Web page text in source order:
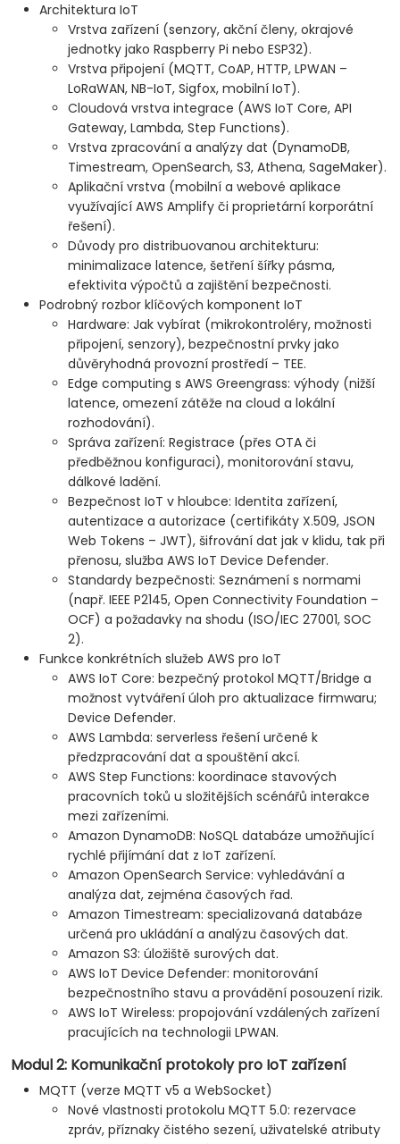
Architektura IoT
Vrstva zařízení (senzory, akční členy, okrajové
jednotky jako Raspberry Pi nebo ESP32).
Vrstva připojení (MQTT, CoAP, HTTP, LPWAN –
LoRaWAN, NB-IoT, Sigfox, mobilní IoT).
Cloudová vrstva integrace (AWS IoT Core, API
Gateway, Lambda, Step Functions).
Vrstva zpracování a analýzy dat (DynamoDB,
Timestream, OpenSearch, S3, Athena, SageMaker).
Aplikační vrstva (mobilní a webové aplikace
využívající AWS Amplify či proprietární korporátní
řešení).
Důvody pro distribuovanou architekturu:
minimalizace latence, šetření šířky pásma,
efektivita výpočtů a zajištění bezpečnosti.
Podrobný rozbor klíčových komponent IoT
Hardware: Jak vybírat (mikrokontroléry, možnosti
připojení, senzory), bezpečnostní prvky jako
důvěryhodná provozní prostředí – TEE.
Edge computing s AWS Greengrass: výhody (nižší
latence, omezení zátěže na cloud a lokální
rozhodování).
Správa zařízení: Registrace (přes OTA či
předběžnou konfiguraci), monitorování stavu,
dálkové ladění.
Bezpečnost IoT v hloubce: Identita zařízení,
autentizace a autorizace (certifikáty X.509, JSON
Web Tokens – JWT), šifrování dat jak v klidu, tak při
přenosu, služba AWS IoT Device Defender.
Standardy bezpečnosti: Seznámení s normami
(např. IEEE P2145, Open Connectivity Foundation –
OCF) a požadavky na shodu (ISO/IEC 27001, SOC
2).
Funkce konkrétních služeb AWS pro IoT
AWS IoT Core: bezpečný protokol MQTT/Bridge a
možnost vytváření úloh pro aktualizace firmwaru;
Device Defender.
AWS Lambda: serverless řešení určené k
předzpracování dat a spouštění akcí.
AWS Step Functions: koordinace stavových
pracovních toků u složitějších scénářů interakce
mezi zařízeními.
Amazon DynamoDB: NoSQL databáze umožňující
rychlé přijímání dat z IoT zařízení.
Amazon OpenSearch Service: vyhledávání a
analýza dat, zejména časových řad.
Amazon Timestream: specializovaná databáze
určená pro ukládání a analýzu časových dat.
Amazon S3: úložiště surových dat.
AWS IoT Device Defender: monitorování
bezpečnostního stavu a provádění posouzení rizik.
AWS IoT Wireless: propojování vzdálených zařízení
pracujících na technologii LPWAN.
Modul 2: Komunikační protokoly pro IoT zařízení
MQTT (verze MQTT v5 a WebSocket)
Nové vlastnosti protokolu MQTT 5.0: rezervace
zpráv, příznaky čistého sezení, uživatelské atributy